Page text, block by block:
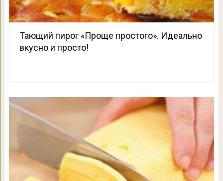
Тающий пирог «Проще простого». Идеально
вкусно и просто!